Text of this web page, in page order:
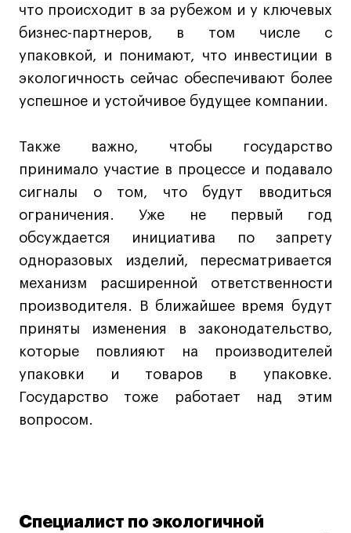
что происходит в за рубежом и у ключевых
бизнес-партнеров, в том числе с
упаковкой, и понимают, что инвестиции в
экологичность сейчас обеспечивают более
успешное и устойчивое будущее компании.
Также важно, чтобы государство
принимало участие в процессе и подавало
сигналы о том, что будут вводиться
ограничения. Уже не первый год
обсуждается инициатива по запрету
одноразовых изделий, пересматривается
механизм расширенной ответственности
производителя. В ближайшее время будут
приняты изменения в законодательство,
которые повлияют на производителей
упаковки и товаров в упаковке.
Государство тоже работает над этим
вопросом.
Специалист по экологичной